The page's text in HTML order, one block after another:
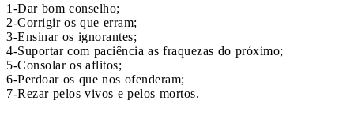
1-Dar bom conselho;
2-Corrigir os que erram;
3-Ensinar os ignorantes;
4-Suportar com paciência as fraquezas do próximo;
5-Consolar os aflitos;
6-Perdoar os que nos ofenderam;
7-Rezar pelos vivos e pelos mortos.